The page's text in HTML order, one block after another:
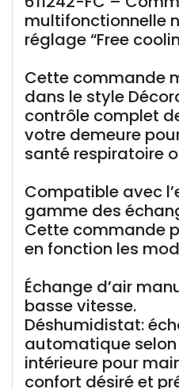
multifonctionnelle
réglage “Free
Cette commande
dans le style
contrôle complet
votre demeure
santé respiratoire
Compatible avec
gamme des
Cette commande
en fonction les
Échange d’air
basse vitesse.
Déshumidistat:
automatique
intérieure pour
confort désiré et